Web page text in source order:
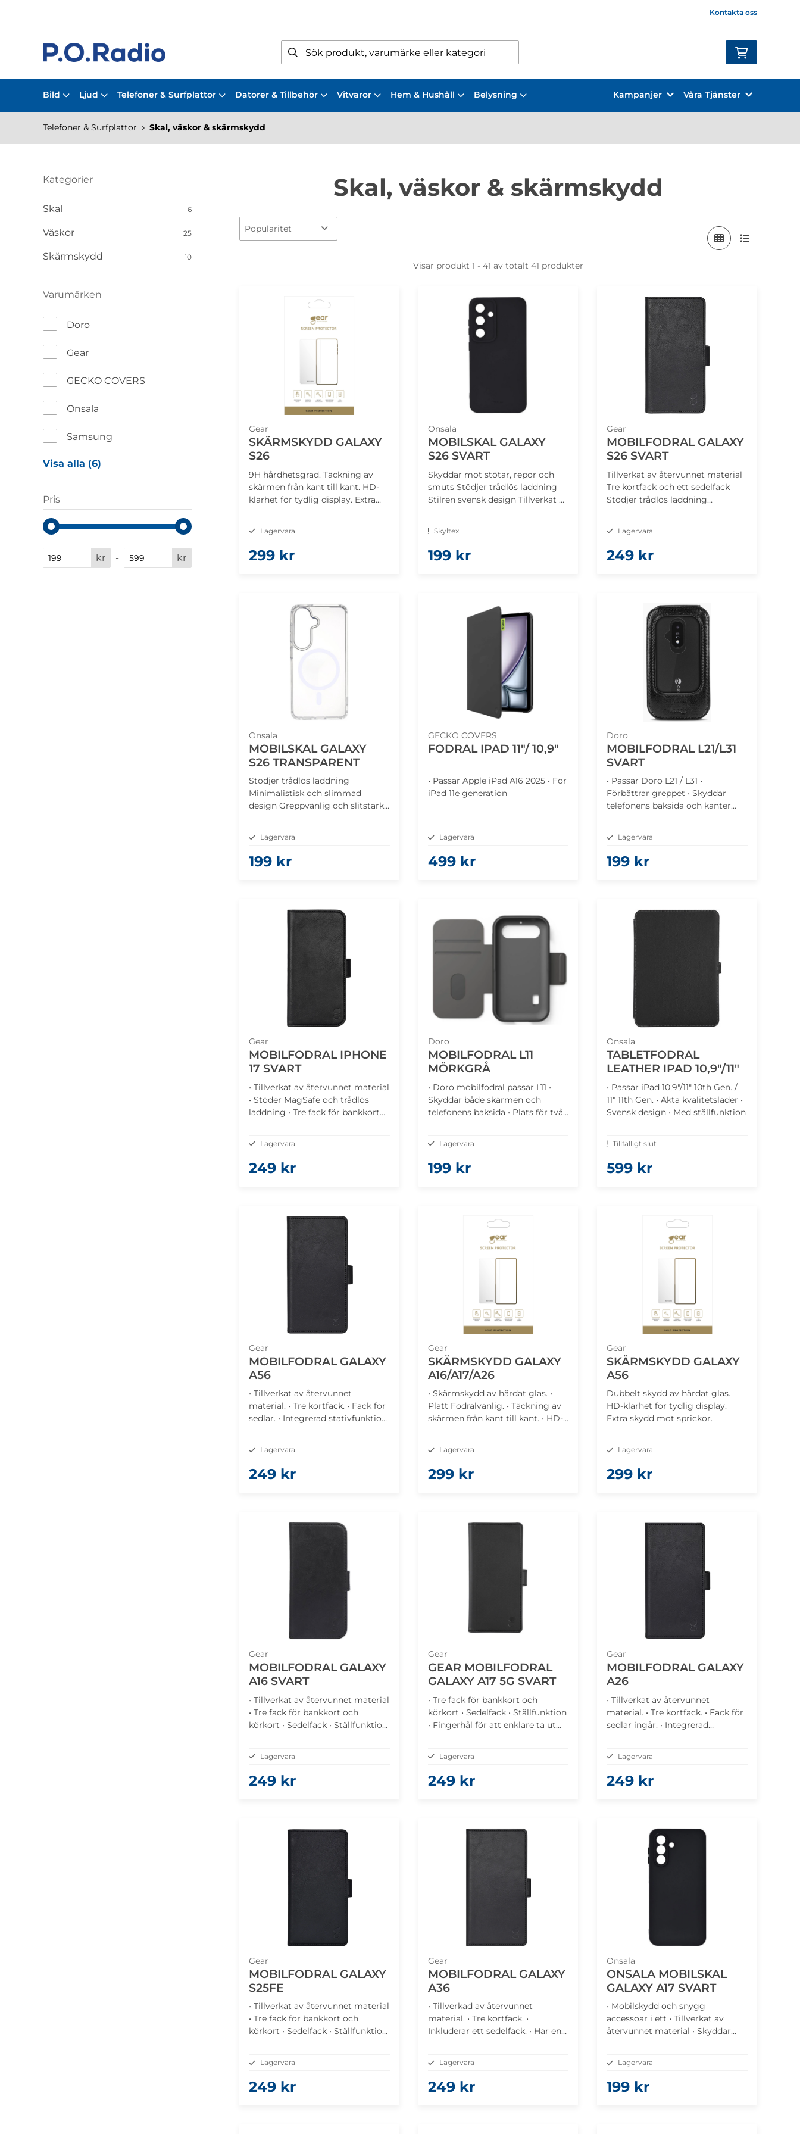
Kontakta oss
Bild Ljud Telefoner & Surfplattor Datorer & Tillbehör Vitvaror Hem & Hushåll Belysning Kampanjer Våra Tjänster
Telefoner & Surfplattor Skal, väskor & skärmskydd
Kategorier
Skal 6
Väskor 25
Skärmskydd 10
Varumärken
Doro
Gear
GECKO COVERS
Onsala
Samsung
Visa alla (6)
Pris
kr - kr
Skal, väskor & skärmskydd
Visar produkt 1 - 41 av totalt 41 produkter
Gear
SKÄRMSKYDD GALAXY
S26
9H hårdhetsgrad. Täckning av
skärmen från kant till kant. HD-
klarhet för tydlig display. Extra
Lagervara
299 kr
Onsala
MOBILSKAL GALAXY
S26 SVART
Skyddar mot stötar, repor och
smuts Stödjer trådlös laddning
Stilren svensk design Tillverkat av
Skyltex
199 kr
Gear
MOBILFODRAL GALAXY
S26 SVART
Tillverkat av återvunnet material
Tre kortfack och ett sedelfack
Stödjer trådlös laddning
Lagervara
249 kr
Onsala
MOBILSKAL GALAXY
S26 TRANSPARENT
Stödjer trådlös laddning
Minimalistisk och slimmad
design Greppvänlig och slitstark
Yellowing
Lagervara
199 kr
GECKO COVERS
FODRAL IPAD 11"/ 10,9"
• Passar Apple iPad A16 2025 • För
iPad 11e generation
Lagervara
499 kr
Doro
MOBILFODRAL L21/L31
SVART
• Passar Doro L21 / L31 •
Förbättrar greppet • Skyddar
telefonens baksida och kanter
Lagervara
199 kr
Gear
MOBILFODRAL IPHONE
17 SVART
• Tillverkat av återvunnet material
• Stöder MagSafe och trådlös
laddning • Tre fack för bankkort
Lagervara
249 kr
Doro
MOBILFODRAL L11
MÖRKGRÅ
• Doro mobilfodral passar L11 •
Skyddar både skärmen och
telefonens baksida • Plats för två
Lagervara
199 kr
Onsala
TABLETFODRAL
LEATHER IPAD 10,9"/11"
• Passar iPad 10,9"/11" 10th Gen. /
11" 11th Gen. • Äkta kvalitetsläder •
Svensk design • Med ställfunktion
Tillfälligt slut
599 kr
Gear
MOBILFODRAL GALAXY
A56
• Tillverkat av återvunnet
material. • Tre kortfack. • Fack för
sedlar. • Integrerad stativfunktion.
Lagervara
249 kr
Gear
SKÄRMSKYDD GALAXY
A16/A17/A26
• Skärmskydd av härdat glas. •
Platt Fodralvänlig. • Täckning av
skärmen från kant till kant. • HD-
Lagervara
299 kr
Gear
SKÄRMSKYDD GALAXY
A56
Dubbelt skydd av härdat glas.
HD-klarhet för tydlig display.
Extra skydd mot sprickor.
Lagervara
299 kr
Gear
MOBILFODRAL GALAXY
A16 SVART
• Tillverkat av återvunnet material
• Tre fack för bankkort och
körkort • Sedelfack • Ställfunktion
Lagervara
249 kr
Gear
GEAR MOBILFODRAL
GALAXY A17 5G SVART
• Tre fack för bankkort och
körkort • Sedelfack • Ställfunktion
• Fingerhål för att enklare ta ut
Lagervara
249 kr
Gear
MOBILFODRAL GALAXY
A26
• Tillverkat av återvunnet
material. • Tre kortfack. • Fack för
sedlar ingår. • Integrerad
Lagervara
249 kr
Gear
MOBILFODRAL GALAXY
S25FE
• Tillverkat av återvunnet material
• Tre fack för bankkort och
körkort • Sedelfack • Ställfunktion
Lagervara
249 kr
Gear
MOBILFODRAL GALAXY
A36
• Tillverkad av återvunnet
material. • Tre kortfack. •
Inkluderar ett sedelfack. • Har en
Lagervara
249 kr
Onsala
ONSALA MOBILSKAL
GALAXY A17 SVART
• Mobilskydd och snygg
accessoar i ett • Tillverkat av
återvunnet material • Skyddar
Lagervara
199 kr